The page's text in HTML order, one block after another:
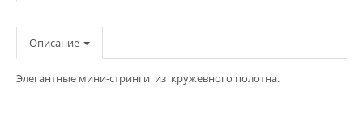
Описание
Элегантные мини-стринги из кружевного полотна.